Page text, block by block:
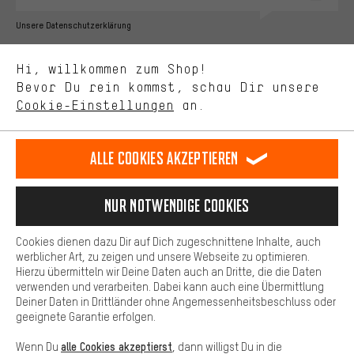
Unsere Datenschutzerklärung
Sprache"
Deutsch
DE english
EN español
ES français
FR
VERTRAG WIDERRUFEN Aachener Community Affiliateprogramm
Datenschutz Allgemeine Geschäftsbedingungen
Hinweisgebersystem Hinweise zur Batterieentsorgung
Cookie-Einstellungen Kontrast ändern
Alle Preise verstehen sich in Euro und exkl. MwSt zuzüglich
Versandkostenfür Lieferung nachUSA.
Hi, willkommen zum Shop!
Bevor Du rein kommst, schau Dir unsere
Cookie-Einstellungen an.
Bessere Leistung
Uns interessiert, was Du in unserem Shop suchst und brauchst.
selbst Einfluss auf die Verbesserung unserer Webseite und
unseres Shop-Angebots.
Dein Shopping-Erlebnis wird komfortabler. Mit Komfort-Cookies
stellen wir Verknüpfungen zu Social Media Plattformen her. So
können wir dir weitere nützliche Inhalte und Informationen zur
Verfügung stellen. Zudem hast du die Möglichkeit zusätzliche
Services zu nutzen, die es dir erleichtern die richtigen Produkte zu
finden. Beispielsweise bieten wir eine Chat-Funktion an, damit
Fragen schnell und unkompliziert beantwortet werden können.
Basis
Basis-Cookies gewährleisten, dass Du unsere Webseite
grundsätzlich nutzen kannst.
Alle Cookies akzeptieren
Nur Notwendige Cookies
Cookies dienen dazu Dir auf Dich zugeschnittene Inhalte, auch
werblicher Art, zu zeigen und unsere Webseite zu optimieren.
Hierzu übermitteln wir Deine Daten auch an Dritte, die die Daten
verwenden und verarbeiten. Dabei kann auch eine Übermittlung
Deiner Daten in Drittländer ohne Angemessenheitsbeschluss oder
geeignete Garantie erfolgen.
Wenn Du alle Cookies akzeptierst , dann willigst Du in die